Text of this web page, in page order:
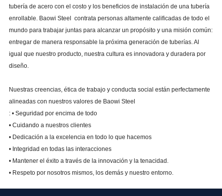
tubería de acero con el costo y los beneficios de instalación de una tubería
enrollable. Baowi Steel
contrata personas altamente calificadas de todo el
mundo para trabajar juntas para alcanzar un propósito y una misión común:
entregar de manera responsable la próxima generación de tuberías.Al
igual que nuestro producto, nuestra cultura es innovadora y duradera por
diseño.
Nuestras creencias, ética de trabajo y conducta social están perfectamente
alineadas con nuestros valores de Baowi Steel
: • Seguridad por encima de todo
• Cuidando a nuestros clientes
• Dedicación a la excelencia en todo lo que hacemos
• Integridad en todas las interacciones
• Mantener el éxito a través de la innovación y la tenacidad.
• Respeto por nosotros mismos, los demás y nuestro entorno.